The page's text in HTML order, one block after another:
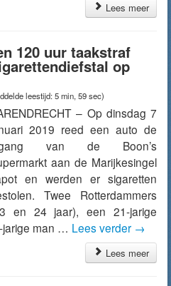
Lees meer
120 uur taakstraf
op
leestijd: 5 min, 59 sec)
– Op dinsdag 7
2019 reed een auto de
van de Boon’s
aan de Marijkesingel
en werden er sigaretten
Twee Rotterdammers
en 24 jaar), een 21-jarige
jarige man … Lees verder →
Lees meer